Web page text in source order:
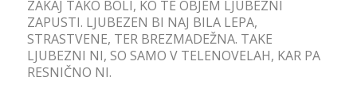
ZAKAJ TAKO BOLI, KO TE OBJEM LJUBEZNI
ZAPUSTI. LJUBEZEN BI NAJ BILA LEPA,
STRASTVENE, TER BREZMADEŽNA. TAKE
LJUBEZNI NI, SO SAMO V TELENOVELAH, KAR PA
RESNIČNO NI.